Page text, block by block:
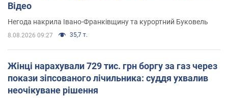
Відео
Негода накрила Івано-Франківщину та курортний Буковель
8.08.2026 09:27 35,7 т.
Жінці нарахували 729 тис. грн боргу за газ через
покази зіпсованого лічильника: суддя ухвалив
неочікуване рішення